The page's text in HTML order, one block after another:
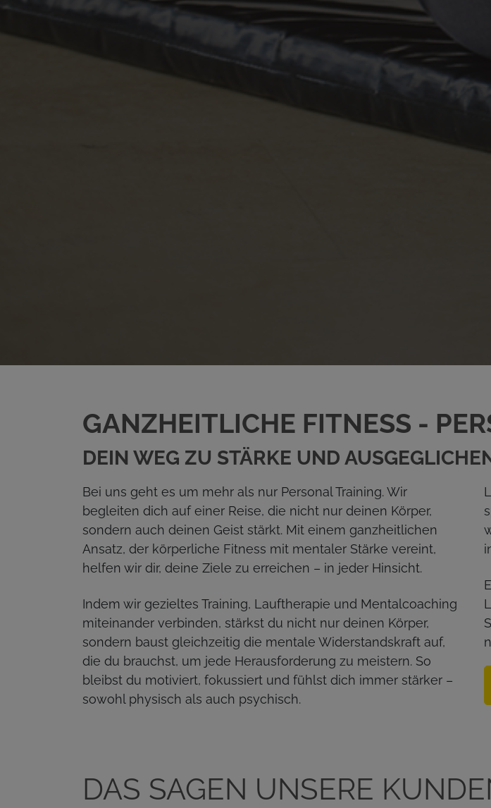
GANZHEITLICHE FITNESS -
DEIN WEG ZU STÄRKE UND
Bei uns geht es um mehr als nur Personal Training. Wir
begleiten dich auf einer Reise, die nicht nur deinen Körper,
sondern auch deinen Geist stärkt. Mit einem ganzheitlichen
Ansatz, der körperliche Fitness mit mentaler Stärke vereint,
helfen wir dir, deine Ziele zu erreichen – in jeder Hinsicht.
Indem wir gezieltes Training, Lauftherapie und Mentalcoaching
miteinander verbinden, stärkst du nicht nur deinen Körper,
sondern baust gleichzeitig die mentale Widerstandskraft auf,
die du brauchst, um jede Herausforderung zu meistern. So
bleibst du motiviert, fokussiert und fühlst dich immer stärker –
sowohl physisch als auch psychisch.
DAS SAGEN UNSERE